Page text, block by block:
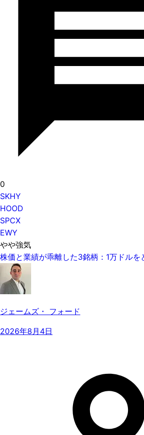
0
SKHY
HOOD
SPCX
EWY
やや強気
株価と業績が乖離した3銘柄：1万ドルを
ジェームズ・ フォード
2026年8月4日